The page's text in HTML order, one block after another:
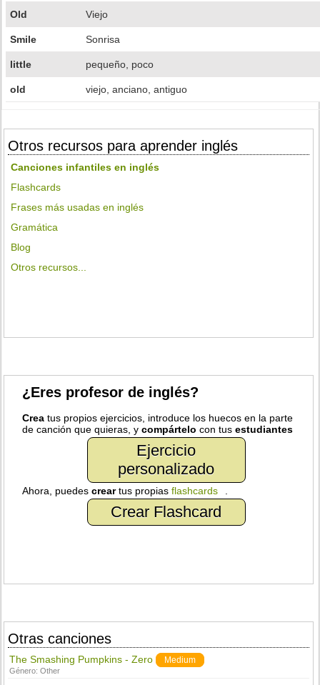
Old Viejo
Smile Sonrisa
little pequeño, poco
old viejo, anciano, antiguo
Otros recursos para aprender inglés
Canciones infantiles en inglés
Flashcards
Frases más usadas en inglés
Gramática
Blog
Otros recursos...
¿Eres profesor de inglés?
Crea tus propios ejercicios, introduce los huecos en la parte
de canción que quieras, ycompártelo con tusestudiantes
Ejercicio
personalizado
Ahora, puedescreartus propiasflashcards
Crear Flashcard
Otras canciones
The Smashing Pumpkins - Zero Medium
Género:Other